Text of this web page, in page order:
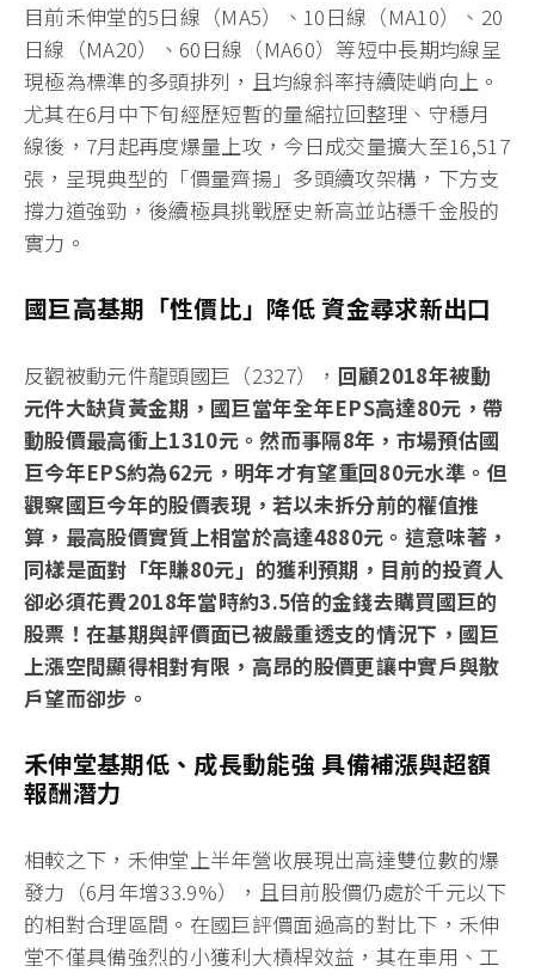
目前禾伸堂的5日線（MA5）、10日線（MA10）、20
日線（MA20）、60日線（MA60）等短中長期均線呈
現極為標準的多頭排列，且均線斜率持續陡峭向上。
尤其在6月中下旬經歷短暫的量縮拉回整理、守穩月
線後，7月起再度爆量上攻，今日成交量擴大至16,517
張，呈現典型的「價量齊揚」多頭續攻架構，下方支
撐力道強勁，後續極具挑戰歷史新高並站穩千金股的
實力。
國巨高基期「性價比」降低 資金尋求新出口
反觀被動元件龍頭國巨（2327）， 回顧2018年被動
元件大缺貨黃金期，國巨當年全年EPS高達80元，帶
動股價最高衝上1310元。然而事隔8年，市場預估國
巨今年EPS約為62元，明年才有望重回80元水準。但
觀察國巨今年的股價表現，若以未拆分前的權值推
算，最高股價實質上相當於高達4880元。這意味著，
同樣是面對「年賺80元」的獲利預期，目前的投資人
卻必須花費2018年當時約3.5倍的金錢去購買國巨的
股票！在基期與評價面已被嚴重透支的情況下，國巨
上漲空間顯得相對有限，高昂的股價更讓中實戶與散
戶望而卻步。
禾伸堂基期低、成長動能強 具備補漲與超額
報酬潛力
相較之下，禾伸堂上半年營收展現出高達雙位數的爆
發力（6月年增33.9%），且目前股價仍處於千元以下
的相對合理區間。在國巨評價面過高的對比下，禾伸
堂不僅具備強烈的小獲利大槓桿效益，其在車用、工